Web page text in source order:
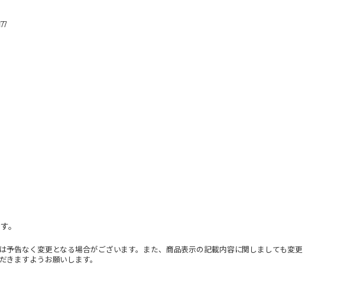
。
告なく変更となる場合がございます。また、商品表示の記載内容に関しましても変更
ますようお願いします。